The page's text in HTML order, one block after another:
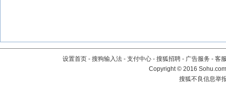
设置首页 - 搜狗输入法 - 支付中心 - 搜狐招聘 - 广告服务 - 客
Copyright©2016
搜狐不良信息举